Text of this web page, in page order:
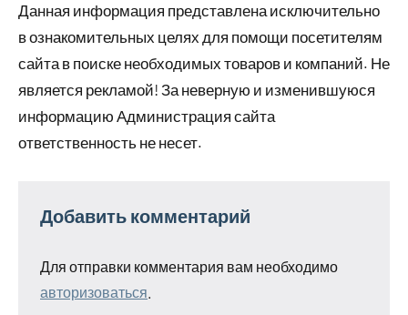
Данная информация представлена исключительно
в ознакомительных целях для помощи посетителям
сайта в поиске необходимых товаров и компаний. Не
является рекламой! За неверную и изменившуюся
информацию Администрация сайта
ответственность не несет.
Добавить комментарий
Для отправки комментария вам необходимо
авторизоваться